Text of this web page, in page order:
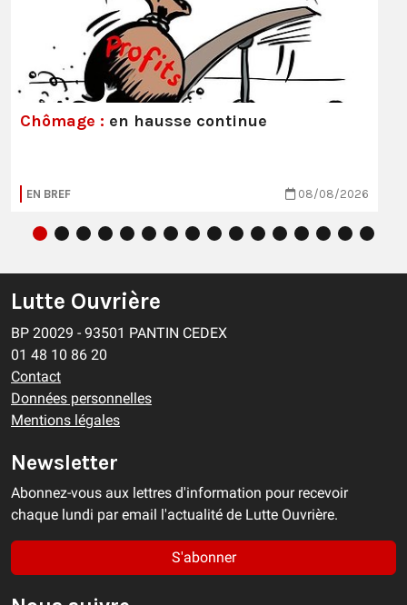
Chômage : en hausse continue
EN BREF 08/08/2026
Lutte Ouvrière
BP 20029 - 93501 PANTIN CEDEX
01 48 10 86 20
Contact
Données personnelles
Mentions légales
Newsletter
Abonnez-vous aux lettres d'information pour recevoir
chaque lundi par email l'actualité de Lutte Ouvrière.
S'abonner